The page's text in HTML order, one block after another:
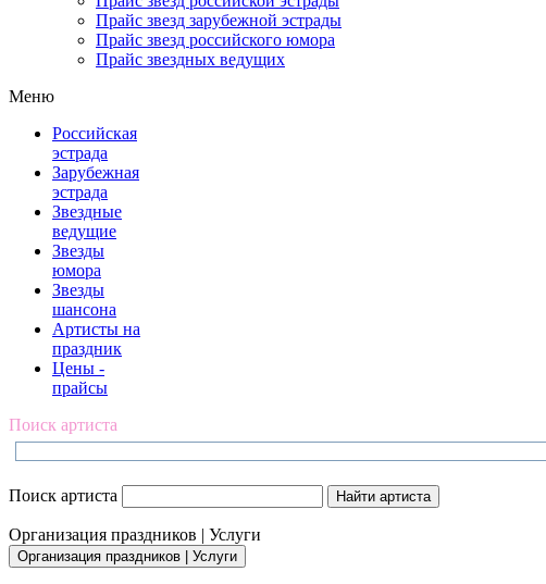
Прайс звезд зарубежной эстрады
Прайс звезд российского юмора
Прайс звездных ведущих
Меню
Российская
эстрада
Зарубежная
эстрада
Звездные
ведущие
Звезды
юмора
Звезды
шансона
Артисты на
праздник
Цены -
прайсы
Поиск артиста
Поиск артиста
Организация праздников | Услуги
Организация праздников | Услуги